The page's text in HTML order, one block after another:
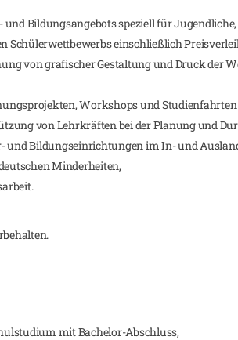
Bildungsangebots speziell für Jugendliche,
Schülerwettbewerbs einschließlich
von grafischer Gestaltung und Druck der
Workshops und
von Lehrkräften bei der Planung und
Bildungseinrichtungen im In- und
Minderheiten,
mit Bachelor-Abschluss,